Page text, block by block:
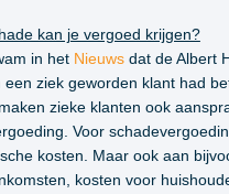
kan je vergoed krijgen?
in het Nieuwsdat de Albert
een ziek geworden klant had
zieke klanten ook
Voor
kosten. Maar ook aan
kosten voor